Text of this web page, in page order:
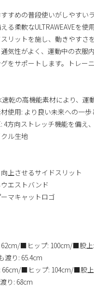
すめの普段使いがしやすい
る柔軟なULTRAWEAVEを
リットを施し、動きやすさ
気性がよく、運動中の衣服
をサポートします。トレー
速乾の高機能素材により、運
使用: より良い未来への一
4方向ストレッチ機能を備
ル生地
上させるサイドスリット
エストバンド
マキャットロゴ
■ヒップ: 100cm/■股
り: 65.4cm
66cm/■ヒップ: 104cm/■股
り: 68cm